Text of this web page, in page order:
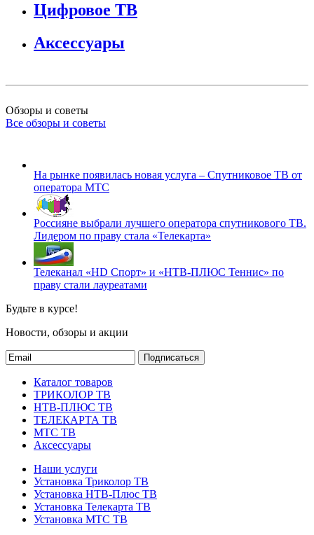
Цифровое ТВ
Аксессуары
Обзоры и советы
Все обзоры и советы
На рынке появилась новая услуга – Спутниковое ТВ от
оператора МТС
Россияне выбрали лучшего оператора спутникового ТВ.
Лидером по праву стала «Телекарта»
Телеканал «HD Спорт» и «НТВ-ПЛЮС Теннис» по
праву стали лауреатами
Будьте в курсе!
Новости, обзоры и акции
Подписаться
Каталог товаров
ТРИКОЛОР ТВ
НТВ-ПЛЮС ТВ
ТЕЛЕКАРТА ТВ
МТС ТВ
Аксессуары
Наши услуги
Установка Триколор ТВ
Установка НТВ-Плюс ТВ
Установка Телекарта ТВ
Установка МТС ТВ